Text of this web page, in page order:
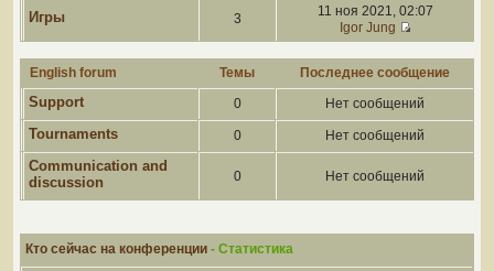
Игры 3
11 ноя 2021, 02:07
Igor Jung
English forum Темы Последнее сообщение
Support 0 Нет сообщений
Tournaments 0 Нет сообщений
Communication and
discussion
0 Нет сообщений
Кто сейчас на конференции - Статистика